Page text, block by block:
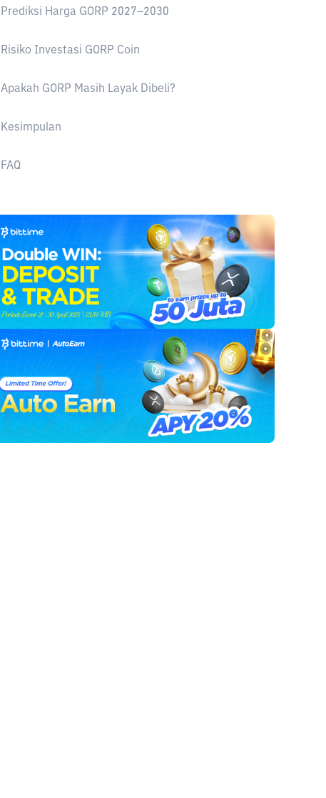
Prediksi Harga GORP 2027–2030
Risiko Investasi GORP Coin
Apakah GORP Masih Layak Dibeli?
Kesimpulan
FAQ